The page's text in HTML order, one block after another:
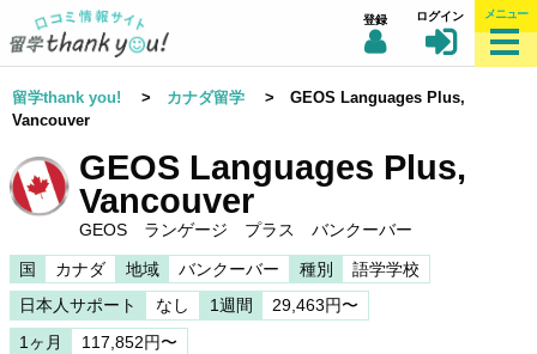
登録 ログイン メニュー
留学thank you! > カナダ留学 > GEOS Languages Plus,
Vancouver
GEOS Languages Plus,
Vancouver
GEOS ランゲージ プラス バンクーバー
国 カナダ 地域 バンクーバー 種別
語学学校
日本人サポート
なし 1週間
29,463円〜
1ヶ月
117,852円〜